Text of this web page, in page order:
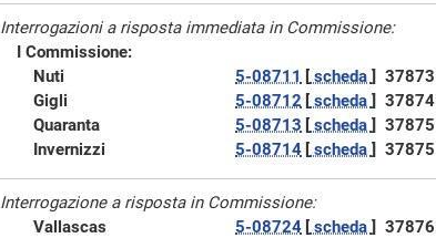
Interrogazioni a risposta immediata in Commissione:
I Commissione:
Nuti
5-08711 [ scheda ] 37873
Gigli
5-08712 [ scheda ] 37874
Quaranta
5-08713 [ scheda ] 37875
Invernizzi
5-08714 [ scheda ] 37875
Interrogazione a risposta in Commissione:
Vallascas
5-08724 [ scheda ] 37876